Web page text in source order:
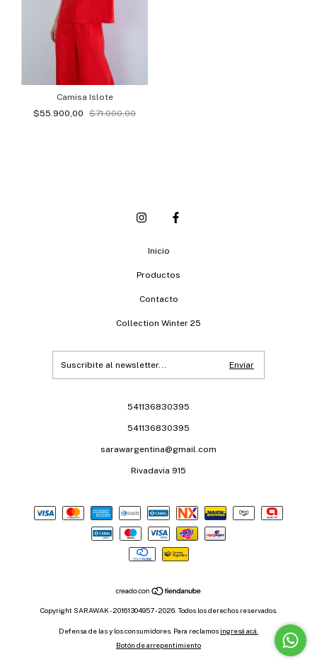
Camisa Islote
$55.900,00
$71.000,00
Inicio
Productos
Contacto
Collection Winter 25
541136830395
541136830395
sarawargentina@gmail.com
Rivadavia 915
Copyright SARAWAK - 20161304957 - 2026. Todos los derechos reservados.
Defensa de las y los consumidores. Para reclamos ingresá acá.
Botón de arrepentimiento